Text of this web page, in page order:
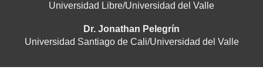
Universidad Libre/Universidad del Valle
Dr. Jonathan Pelegrín
Universidad Santiago de Cali/Universidad del Valle